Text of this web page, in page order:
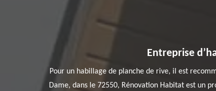
Entreprise
Pour un habillage de planche de rive, il est
Dame, dans le 72550, Rénovation Habitat est un